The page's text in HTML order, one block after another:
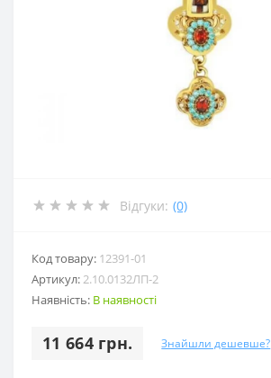
Відгуки: (0)
Код товару: 12391-01
Артикул:2.10.0132ЛП-2
Наявність: В наявності
11 664 грн. Знайшли дешевше?